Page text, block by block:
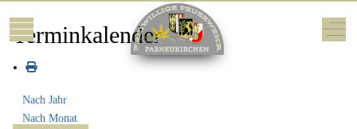
Mobile Menu Toggle Off-
Terminkalender
Nach Jahr
Nach Monat